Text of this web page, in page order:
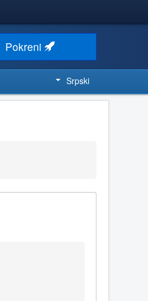
Pokreni
Srpski